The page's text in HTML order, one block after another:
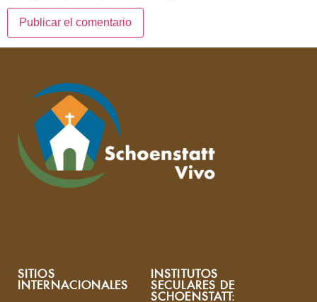
SITIOS
INTERNACIONALES
INSTITUTOS
SECULARES DE
SCHOENSTATT: